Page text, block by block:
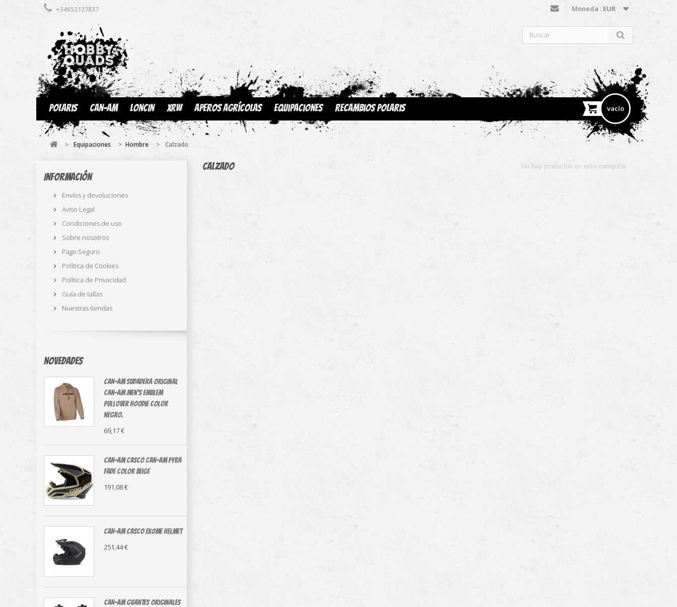
Moneda : EUR
+34652127837
vacío
Polaris Can-am Loncin XRW Aperos Agrícolas Equipaciones Recambios Polaris
> Equipaciones > Hombre > Calzado
Información
Envíos y devoluciones
Aviso Legal
Condiciones de uso
Sobre nosotros
Pago Seguro
Política de Cookies
Política de Privacidad
Guía de tallas
Nuestras tiendas
Novedades
CAN-AM sudadera original
⁠Can-Am Men's Emblem
Pullover Hoodie color
negro.
69,17 €
CAN-AM casco Can-Am Pyra
Fade color beige
191,08 €
CAN-AM CASCO EXOME HELMET
251,44 €
CAN-AM guantes originales
Calzado No hay productos en esta categoría